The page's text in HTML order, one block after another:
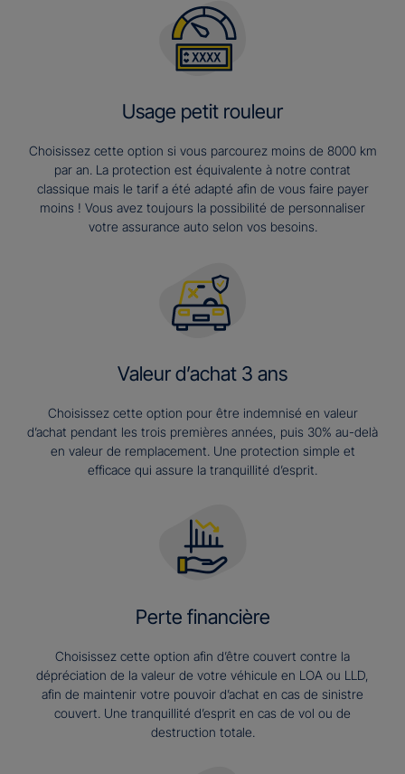
Usage petit rouleur
Choisissez cette option si vous parcourez moins de 8000 km
par an. La protection est équivalente à notre contrat
classique mais le tarif a été adapté afin de vous faire payer
moins ! Vous avez toujours la possibilité de personnaliser
votre assurance auto selon vos besoins.
Valeur d’achat 3 ans​
Choisissez cette option pour être indemnisé en valeur
d’achat pendant les trois premières années, puis 30% au-delà
en valeur de remplacement. Une protection simple et
efficace qui assure la tranquillité d’esprit.
Perte financière
Choisissez cette option afin d’être couvert contre la
dépréciation de la valeur de votre véhicule en LOA ou LLD,
afin de maintenir votre pouvoir d’achat en cas de sinistre
couvert. Une tranquillité d’esprit en cas de vol ou de
destruction totale.